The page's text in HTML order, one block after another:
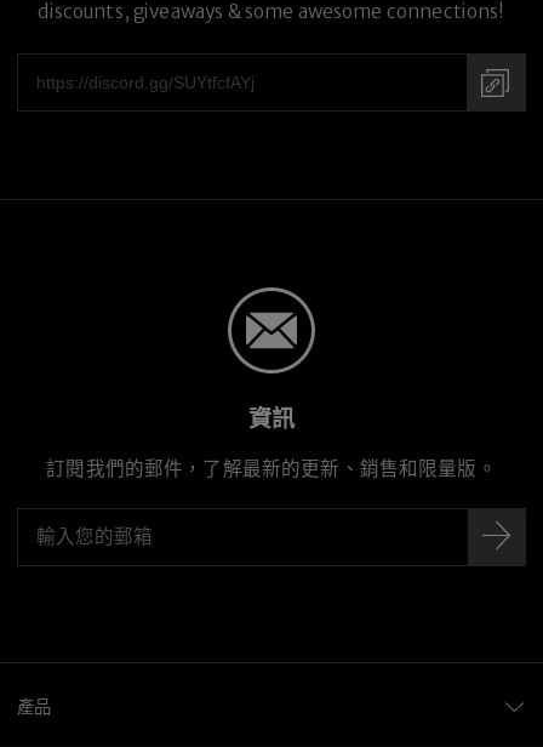
discounts, giveaways & some awesome connections!
資訊
訂閱我們的郵件，了解最新的更新、銷售和限量版。
產品